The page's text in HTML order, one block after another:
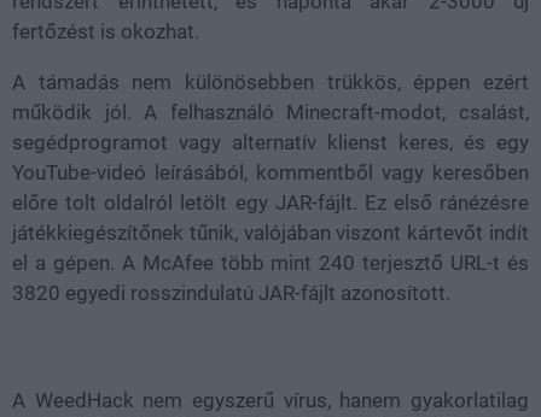
fertőzést is okozhat.
A támadás nem különösebben trükkös, éppen ezért
működik jól. A felhasználó Minecraft-modot, csalást,
segédprogramot vagy alternatív klienst keres, és egy
YouTube-videó leírásából, kommentből vagy keresőben
előre tolt oldalról letölt egy JAR-fájlt. Ez első ránézésre
játékkiegészítőnek tűnik, valójában viszont kártevőt indít
el a gépen. A McAfee több mint 240 terjesztő URL-t és
3820 egyedi rosszindulatú JAR-fájlt azonosított.
A WeedHack nem egyszerű vírus, hanem gyakorlatilag